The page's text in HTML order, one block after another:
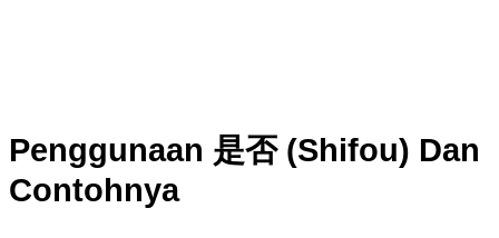
Penggunaan 是否 (Shifou) Dan
Contohnya